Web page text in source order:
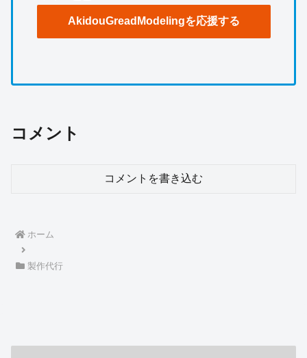
AkidouGreadModelingを応援する
コメント
コメントを書き込む
ホーム
製作代行